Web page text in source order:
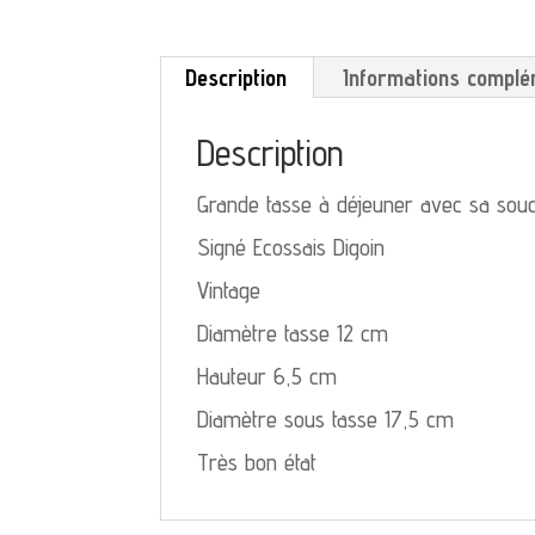
Description Informations
Description
Grande tasse à déjeuner avec sa
Signé Ecossais Digoin
Vintage
Diamètre tasse 12 cm
Hauteur 6,5 cm
Diamètre sous tasse 17,5 cm
Très bon état